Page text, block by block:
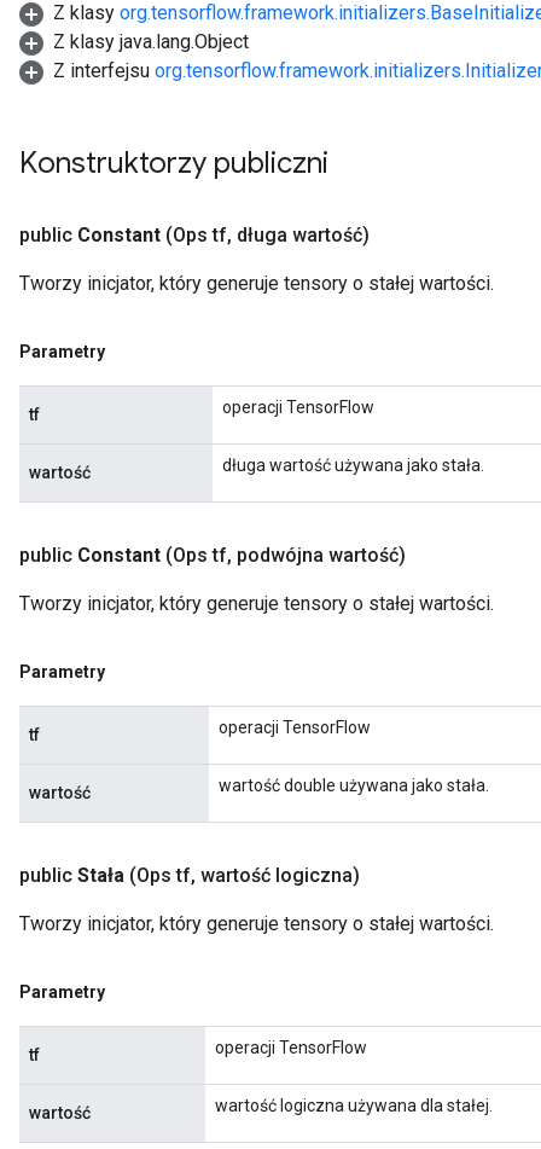
Z klasy
Z klasy java.lang.Object
Z interfejsu
Konstruktorzy publiczni
public Constant (Ops tf, długa wartość)
Tworzy inicjator, który generuje tensory o stałej wartości.
Parametry
tf operacji TensorFlow
wartość długa wartość używana jako stała.
public Constant (Ops tf, podwójna wartość)
Tworzy inicjator, który generuje tensory o stałej wartości.
Parametry
tf operacji TensorFlow
wartość wartość double używana jako stała.
public Stała (Ops tf, wartość logiczna)
Tworzy inicjator, który generuje tensory o stałej wartości.
Parametry
tf operacji TensorFlow
wartość wartość logiczna używana dla stałej.